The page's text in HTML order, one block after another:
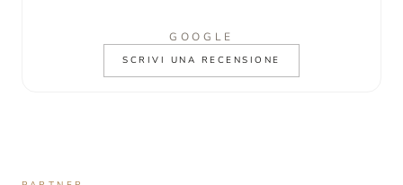
GOOGLE
SCRIVI UNA RECENSIONE